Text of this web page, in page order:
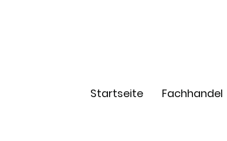
Startseite Fachhandel